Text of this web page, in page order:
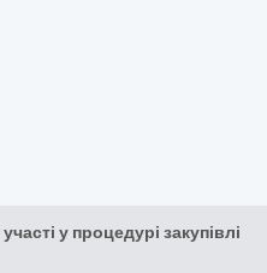
у процедурі закупівлі